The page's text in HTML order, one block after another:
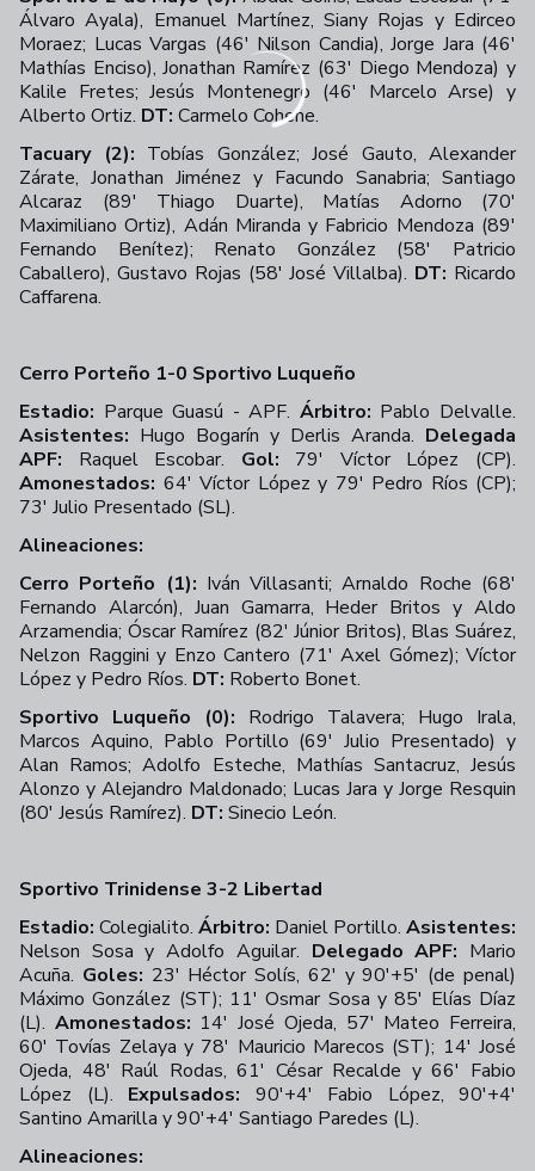
Álvaro Ayala), Emanuel Martínez, Siany Rojas y Edirceo
Moraez; Lucas Vargas (46' Nilson Candia), Jorge Jara (46'
Mathías Enciso), Jonathan Ramírez (63' Diego Mendoza) y
Kalile Fretes; Jesús Montenegro (46' Marcelo Arse) y
Alberto Ortiz. DT: Carmelo Cohene.
Tacuary (2): Tobías González; José Gauto, Alexander
Zárate, Jonathan Jiménez y Facundo Sanabria; Santiago
Alcaraz (89' Thiago Duarte), Matías Adorno (70'
Maximiliano Ortiz), Adán Miranda y Fabricio Mendoza (89'
Fernando Benítez); Renato González (58' Patricio
Caballero), Gustavo Rojas (58' José Villalba). DT: Ricardo
Caffarena.
Cerro Porteño 1-0 Sportivo Luqueño
Estadio: Parque Guasú - APF. Árbitro: Pablo Delvalle.
Asistentes: Hugo Bogarín y Derlis Aranda. Delegada
APF: Raquel Escobar. Gol: 79' Víctor López (CP).
Amonestados: 64' Víctor López y 79' Pedro Ríos (CP);
73' Julio Presentado (SL).
Alineaciones:
Cerro Porteño (1): Iván Villasanti; Arnaldo Roche (68'
Fernando Alarcón), Juan Gamarra, Heder Britos y Aldo
Arzamendia; Óscar Ramírez (82' Júnior Britos), Blas Suárez,
Nelzon Raggini y Enzo Cantero (71' Axel Gómez); Víctor
López y Pedro Ríos. DT: Roberto Bonet.
Sportivo Luqueño (0): Rodrigo Talavera; Hugo Irala,
Marcos Aquino, Pablo Portillo (69' Julio Presentado) y
Alan Ramos; Adolfo Esteche, Mathías Santacruz, Jesús
Alonzo y Alejandro Maldonado; Lucas Jara y Jorge Resquin
(80' Jesús Ramírez). DT: Sinecio León.
Sportivo Trinidense 3-2 Libertad
Estadio: Colegialito. Árbitro: Daniel Portillo. Asistentes:
Nelson Sosa y Adolfo Aguilar. Delegado APF: Mario
Acuña. Goles: 23' Héctor Solís, 62' y 90'+5' (de penal)
Máximo González (ST); 11' Osmar Sosa y 85' Elías Díaz
(L). Amonestados: 14' José Ojeda, 57' Mateo Ferreira,
60' Tovías Zelaya y 78' Mauricio Marecos (ST); 14' José
Ojeda, 48' Raúl Rodas, 61' César Recalde y 66' Fabio
López (L). Expulsados: 90'+4' Fabio López, 90'+4'
Santino Amarilla y 90'+4' Santiago Paredes (L).
Alineaciones: